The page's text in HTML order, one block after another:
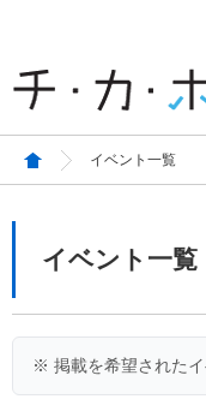
イベント一覧
イベント一覧
※ 掲載を希望されたイ